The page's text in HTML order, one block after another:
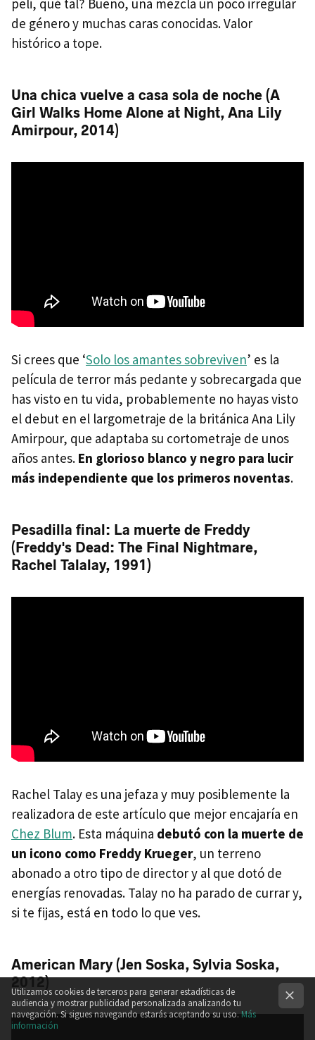
peli, qué tal? Bueno, una mezcla un poco irregular
de género y muchas caras conocidas. Valor
histórico a tope.
Una chica vuelve a casa sola de noche (A
Girl Walks Home Alone at Night, Ana Lily
Amirpour, 2014)
Si crees que ‘Solo los amantes sobreviven’ es la
película de terror más pedante y sobrecargada que
has visto en tu vida, probablemente no hayas visto
el debut en el largometraje de la británica Ana Lily
Amirpour, que adaptaba su cortometraje de unos
años antes. En glorioso blanco y negro para lucir
más independiente que los primeros noventas.
Pesadilla final: La muerte de Freddy
(Freddy's Dead: The Final Nightmare,
Rachel Talalay, 1991)
Rachel Talay es una jefaza y muy posiblemente la
realizadora de este artículo que mejor encajaría en
Chez Blum. Esta máquina debutó con la muerte de
un icono como Freddy Krueger, un terreno
abonado a otro tipo de director y al que dotó de
energías renovadas. Talay no ha parado de currar y,
si te fijas, está en todo lo que ves.
American Mary (Jen Soska, Sylvia Soska,
2012)
Utilizamos cookies de terceros para generar estadísticas de
audiencia y mostrar publicidad personalizada analizando tu
navegación. Si sigues navegando estarás aceptando su uso.Más
información